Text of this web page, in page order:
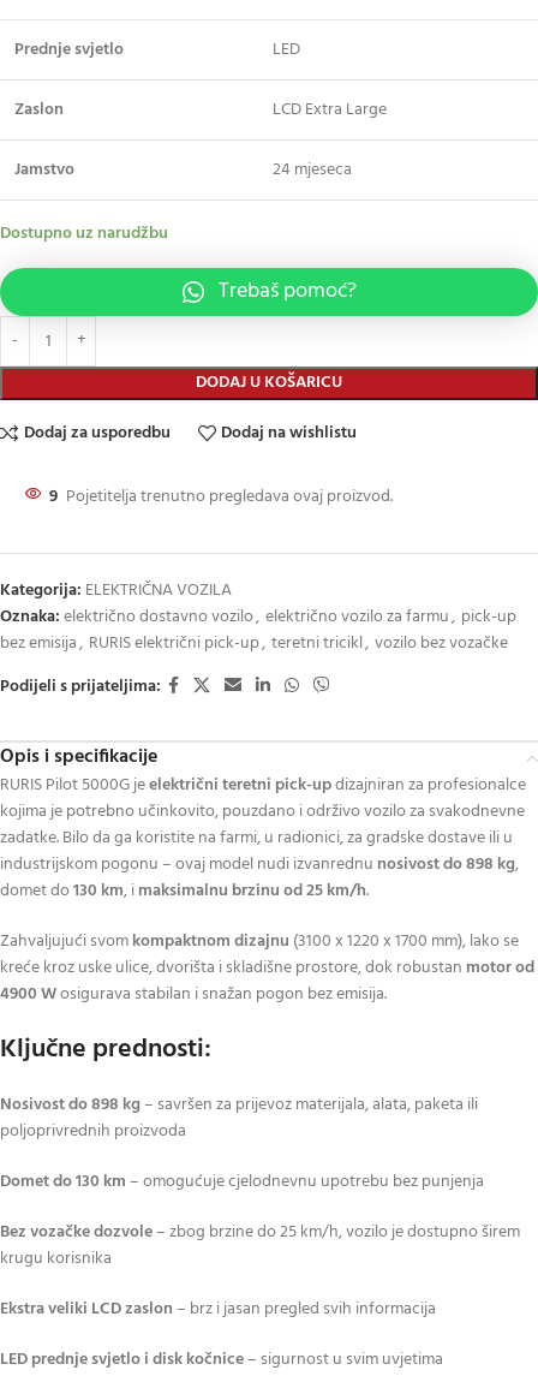
Prednje svjetlo LED
Zaslon LCD Extra Large
Jamstvo 24 mjeseca
Dostupno uz narudžbu
DODAJ U KOŠARICU
Trebaš pomoć?
Dodaj za usporedbu Dodaj na wishlistu
9 Pojetitelja trenutno pregledava ovaj proizvod.
Kategorija: ELEKTRIČNA VOZILA
Oznaka:električno dostavno vozilo, električno vozilo za farmu, pick-up
bez emisija, RURIS električni pick-up, teretni tricikl, vozilo bez vozačke
Podijeli s prijateljima:
Opis i specifikacije
RURIS Pilot 5000G jeelektrični teretni pick-updizajniran za profesionalce
kojima je potrebno učinkovito, pouzdano i održivo vozilo za svakodnevne
zadatke. Bilo da ga koristite na farmi, u radionici, za gradske dostave ili u
industrijskom pogonu – ovaj model nudi izvanrednu nosivost do 898 kg,
domet do130 km, imaksimalnu brzinu od 25 km/h.
Zahvaljujući svomkompaktnom dizajnu (3100 x 1220 x 1700 mm), lako se
kreće kroz uske ulice, dvorišta i skladišne prostore, dok robustan motor od
4900 Wosigurava stabilan i snažan pogon bez emisija.
Ključne prednosti:
Nosivost do 898 kg– savršen za prijevoz materijala, alata, paketa ili
poljoprivrednih proizvoda
Domet do 130 km– omogućuje cjelodnevnu upotrebu bez punjenja
Bez vozačke dozvole– zbog brzine do 25 km/h, vozilo je dostupno širem
krugu korisnika
Ekstra veliki LCD zaslon– brz i jasan pregled svih informacija
LED prednje svjetlo i disk kočnice– sigurnost u svim uvjetima